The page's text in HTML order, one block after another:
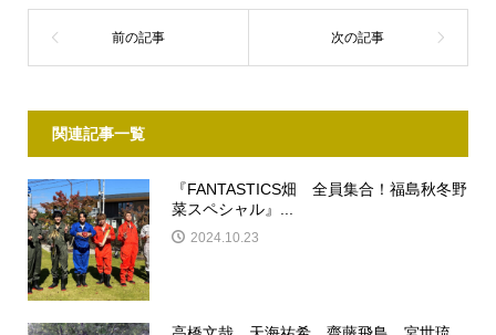
関連記事一覧
『FANTASTICS畑 全員集合！福島秋冬野
菜スペシャル』...
2024.10.23